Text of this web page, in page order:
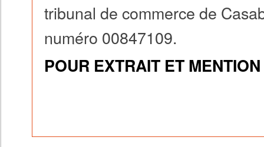
tribunal de commerce de
numéro 00847109.
POUR EXTRAIT ET MENTION